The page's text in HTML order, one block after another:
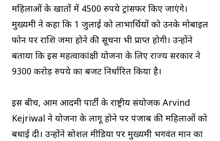
महिलाओं के खातों में 4500 रुपये ट्रांसफर किए जाएंगे।
मुख्यमंत्री ने कहा कि 1 जुलाई को लाभार्थियों को उनके मोबाइल
फोन पर राशि जमा होने की सूचना भी प्राप्त होगी। उन्होंने
बताया कि इस महत्वाकांक्षी योजना के लिए राज्य सरकार ने
9300 करोड़ रुपये का बजट निर्धारित किया है।
इस बीच, आम आदमी पार्टी के राष्ट्रीय संयोजक Arvind
Kejriwal ने योजना के लागू होने पर पंजाब की महिलाओं को
बधाई दी। उन्होंने सोशल मीडिया पर मुख्यमंत्री भगवंत मान का